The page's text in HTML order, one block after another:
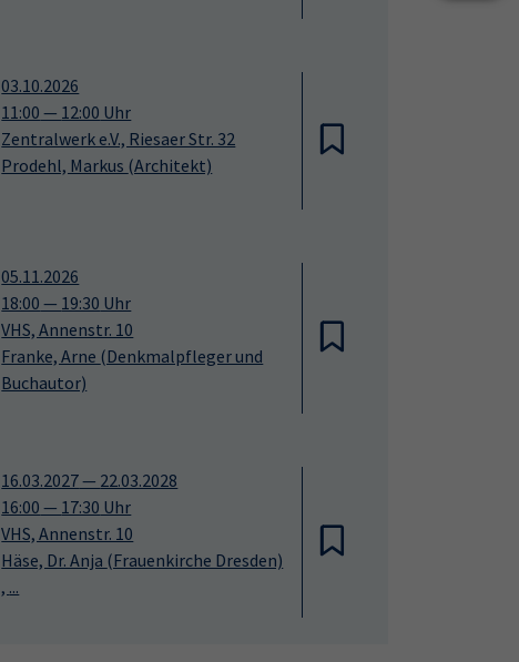
03.10.2026
11:00 — 12:00 Uhr
Zentralwerk e.V., Riesaer Str. 32
Prodehl, Markus (Architekt)
05.11.2026
18:00 — 19:30 Uhr
VHS, Annenstr. 10
Franke, Arne (Denkmalpfleger und
Buchautor)
16.03.2027— 22.03.2028
16:00 — 17:30 Uhr
VHS, Annenstr. 10
Häse, Dr. Anja (Frauenkirche Dresden)
, ...